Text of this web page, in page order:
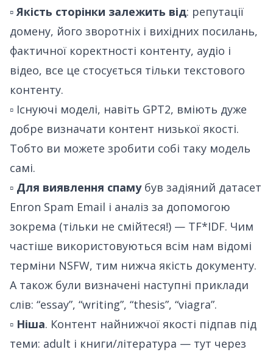
▫️Якість сторінки залежить від: репутації
домену, його зворотніх і вихідних посилань,
фактичної коректності контенту, аудіо і
відео, все це стосується тільки текстового
контенту.
▫️ Існуючі моделі, навіть GPT2, вміють дуже
добре визначати контент низької якості.
Тобто ви можете зробити собі таку модель
самі.
▫️ Для виявлення спамубув задіяний датасет
Enron Spam Email і аналіз за допомогою
зокрема (тільки не смійтеся!) — TF*IDF. Чим
частіше використовуються всім нам відомі
терміни NSFW, тим нижча якість документу.
А також були визначені наступні приклади
слів: “essay”, “writing”, “thesis”, “viagra”.
▫️ Ніша. Контент найнижчої якості підпав під
теми: adult і книги/література — тут через